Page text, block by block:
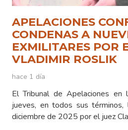
APELACIONES
CONDENAS A
EXMILITARES POR
VLADIMIR ROSLIK
hace 1 día
El Tribunal de Apelaciones
jueves, en todos sus términos,
diciembre de 2025 por el juez